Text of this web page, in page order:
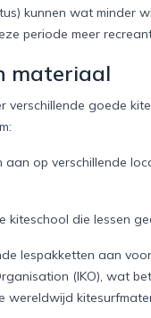
kunnen wat minder
periode meer
materiaal
verschillende goede
aan op verschillende
kiteschool die lessen
lespakketten aan
(IKO), wat